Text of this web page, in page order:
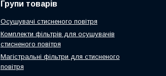
Групи товарів
Осушувачі стисненого повітря
Комплекти фільтрів для осушувачів
стисненого повітря
Магістральні фільтри для стисненого
повітря